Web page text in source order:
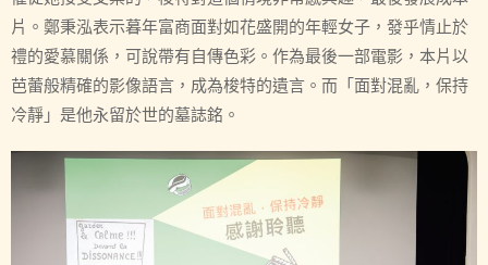
片。鄭秉泓表示暮年富商面對如花盛開的年輕女子，發乎情止於
禮的愛慕關係，可說帶有自傳色彩。作為最後一部電影，本片以
芭蕾般精確的影像語言，成為梭特的遺言。而「面對混亂，保持
冷靜」是他永留於世的墓誌銘。